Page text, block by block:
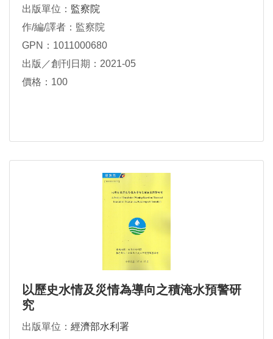
出版單位： 監察院
作/編/譯者：監察院
GPN：1011000680
出版／創刊日期：2021-05
價格：100
以歷史水情及災情為導向之積淹水預警研
究
出版單位： 經濟部水利署